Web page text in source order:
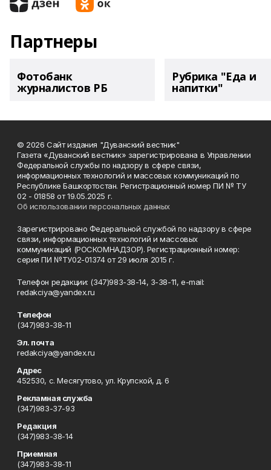
Партнеры
Фотобанк
журналистов РБ
Рубрика "Еда и
напитки"
© 2026 Сайт издания "Дуванский вестник"
Газета «Дуванский вестник» зарегистрирована в Управлении
Федеральной службы по надзору в сфере связи,
информационных технологий и массовых коммуникаций по
Республике Башкортостан. Регистрационный номер ПИ № ТУ
02 - 01858 от 19.05.2025 г.
Об использовании персональных данных
Зарегистрировано Федеральной службой по надзору в сфере
связи, информационных технологий и массовых
коммуникаций (РОСКОМНАДЗОР). Регистрационный номер:
серия ПИ №ТУ02-01374 от 29 июля 2015 г.
Телефон редакции: (347)983-38-14, 3-38-11, e-mail:
redakciya@yandex.ru
Телефон
(347)983-38-11
Эл. почта
redakciya@yandex.ru
Адрес
452530, с. Месягутово, ул. Крупской, д. 6
Рекламная служба
(347)983-37-93
Редакция
(347)983-38-14
Приемная
(347)983-38-11